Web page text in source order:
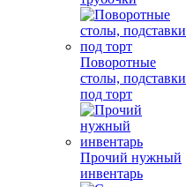
Поворотные
столы, подставки
под торт
Прочий нужный
инвентарь